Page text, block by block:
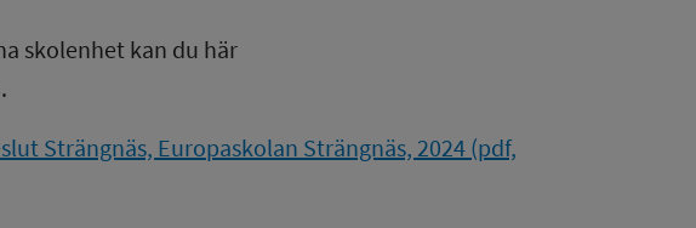
skolenhet kan du här
Strängnäs, Europaskolan Strängnäs, 2024 (pdf,